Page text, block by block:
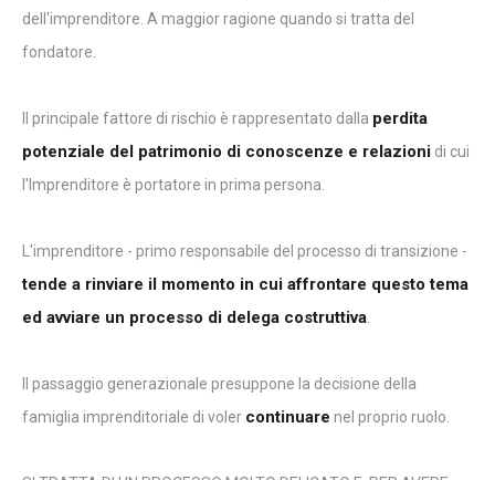
dell'imprenditore. A maggior ragione quando si tratta del
fondatore.
Il principale fattore di rischio è rappresentato dalla perdita
potenziale del patrimonio di conoscenze e relazioni di cui
l'Imprenditore è portatore in prima persona.
L'imprenditore - primo responsabile del processo di transizione -
tende a rinviare il momento in cui affrontare questo tema
ed avviare un processo di delega costruttiva
Il passaggio generazionale presuppone la decisione della
famiglia imprenditoriale di voler continuare nel proprio ruolo.